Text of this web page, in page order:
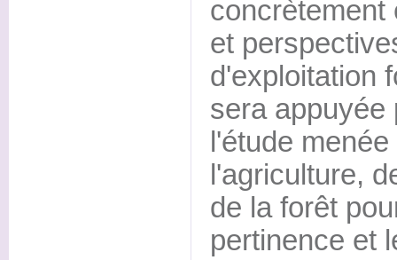
concrètement
et
d'exploitation
sera appuyée
l'étude
l'agriculture,
de la forêt
pertinence et